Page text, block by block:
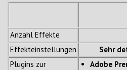
Anzahl Effekte
Effekteinstellungen
Sehr
Plugins zur
Adobe